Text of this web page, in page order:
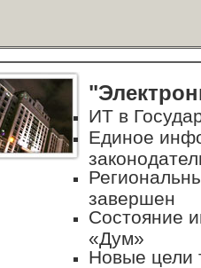
ИТ в
Единое
завершен
Состояние
«Дум»
Новые цели